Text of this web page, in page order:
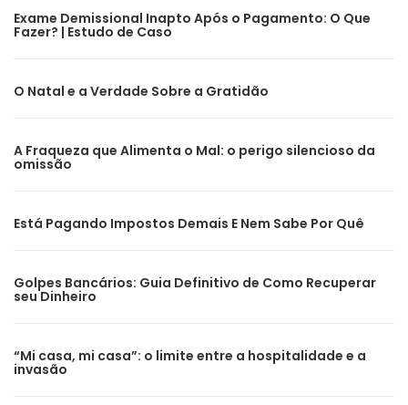
Exame Demissional Inapto Após o Pagamento: O Que
Fazer? | Estudo de Caso
O Natal e a Verdade Sobre a Gratidão
A Fraqueza que Alimenta o Mal: o perigo silencioso da
omissão
Está Pagando Impostos Demais E Nem Sabe Por Quê
Golpes Bancários: Guia Definitivo de Como Recuperar
seu Dinheiro
“Mi casa, mi casa”: o limite entre a hospitalidade e a
invasão